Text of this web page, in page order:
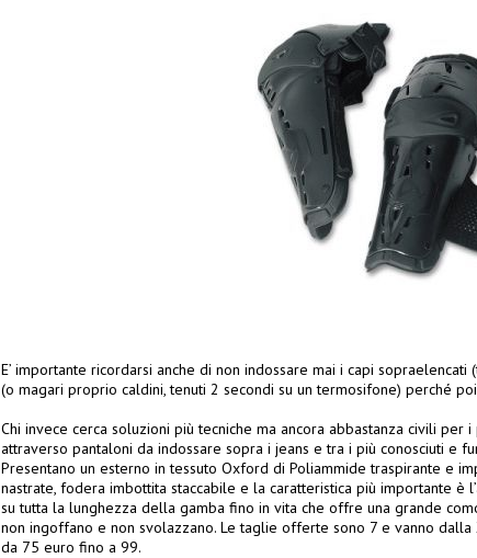
E’ importante ricordarsi anche di non indossare mai i capi
(o magari proprio caldini, tenuti 2 secondi su un termosifone) perché
Chi invece cerca soluzioni più tecniche ma ancora abbastanza civili
attraverso pantaloni da indossare sopra i jeans e tra i più conosciuti e
Presentano un esterno in tessuto Oxford di Poliammide traspirante e
nastrate, fodera imbottita staccabile e la caratteristica più importante
su tutta la lunghezza della gamba fino in vita che offre una grande
non ingoffano e non svolazzano. Le taglie offerte sono 7 e vanno
da 75 euro fino a 99.